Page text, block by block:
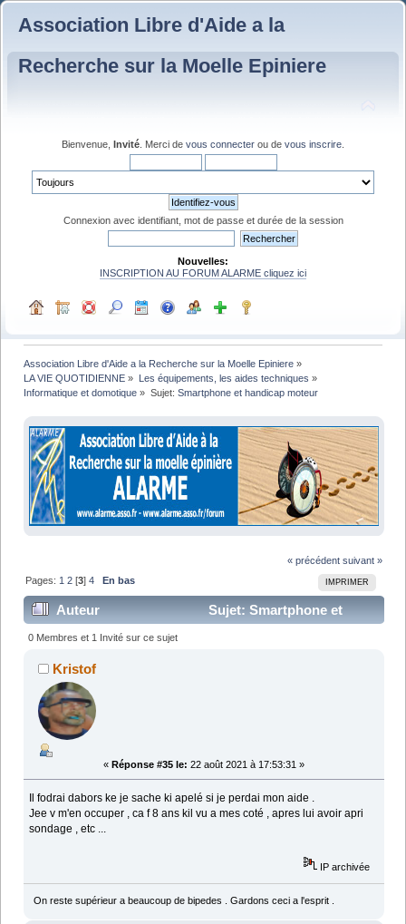
Association Libre d'Aide a la
Recherche sur la Moelle Epiniere
Bienvenue, Invité . Merci de vous connecter ou de vous inscrire
Connexion avec identifiant, mot de passe et durée de la session
Nouvelles:
INSCRIPTION AU FORUM ALARME cliquez ici
Association Libre d'Aide a la Recherche sur la Moelle Epiniere »
LA VIE QUOTIDIENNE » Les équipements, les aides techniques »
Informatique et domotique » Sujet: Smartphone et handicap moteur
« précédent suivant »
IMPRIMER
Pages: 1 2 [3]4 En bas
Auteur
Sujet: Smartphone et
handicap moteur (Lu 103419 fois)
0 Membres et 1 Invité sur ce sujet
Kristof
« Réponse #35 le: 22 août 2021 à 17:53:31 »
Il fodrai dabors ke je sache ki apelé si je perdai mon aide .
Jee v m'en occuper , ca f 8 ans kil vu a mes coté , apres lui avoir apri
sondage , etc ...
IP archivée
On reste supérieur a beaucoup de bipedes . Gardons ceci a l'esprit .